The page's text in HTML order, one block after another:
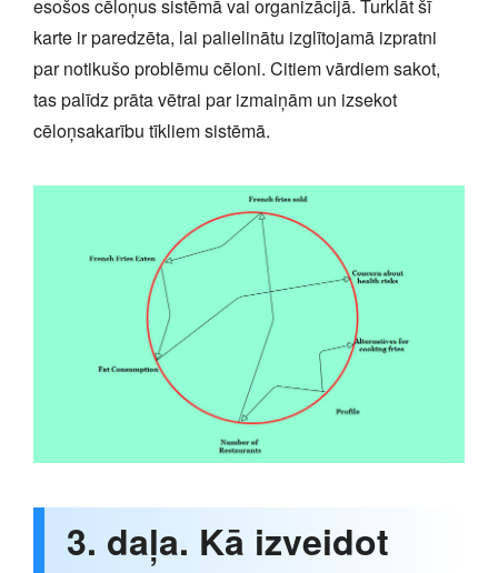
esošos cēloņus sistēmā vai organizācijā. Turklāt šī
karte ir paredzēta, lai palielinātu izglītojamā izpratni
par notikušo problēmu cēloni. Citiem vārdiem sakot,
tas palīdz prāta vētrai par izmaiņām un izsekot
cēloņsakarību tīkliem sistēmā.
3. daļa. Kā izveidot